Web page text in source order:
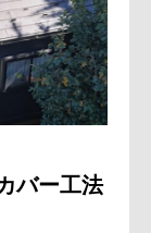
バー工法